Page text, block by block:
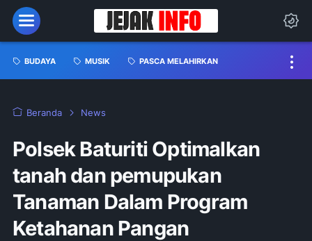
BUDAYA MUSIK PASCA MELAHIRKAN
Beranda News
Polsek Baturiti Optimalkan
tanah dan pemupukan
Tanaman Dalam Program
Ketahanan Pangan